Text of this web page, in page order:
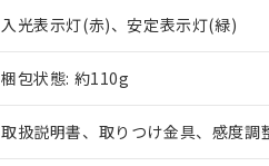
入光表示灯(赤)、安定表示灯(緑)
梱包状態: 約110g
取扱説明書、取りつけ金具、感度